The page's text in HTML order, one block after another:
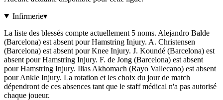
Infirmerie▾
La liste des blessés compte actuellement 5 noms. Alejandro Balde
(Barcelona) est absent pour Hamstring Injury. A. Christensen
(Barcelona) est absent pour Knee Injury. J. Koundé (Barcelona) est
absent pour Hamstring Injury. F. de Jong (Barcelona) est absent
pour Hamstring Injury. Ilias Akhomach (Rayo Vallecano) est absent
pour Ankle Injury. La rotation et les choix du jour de match
dépendront de ces absences tant que le staff médical n'a pas autorisé
chaque joueur.